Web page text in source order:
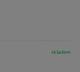
skladem